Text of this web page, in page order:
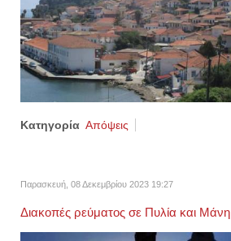
Κατηγορία Απόψεις
Παρασκευή, 08 Δεκεμβρίου 2023 19:27
Διακοπές ρεύματος σε Πυλία και Μάνη